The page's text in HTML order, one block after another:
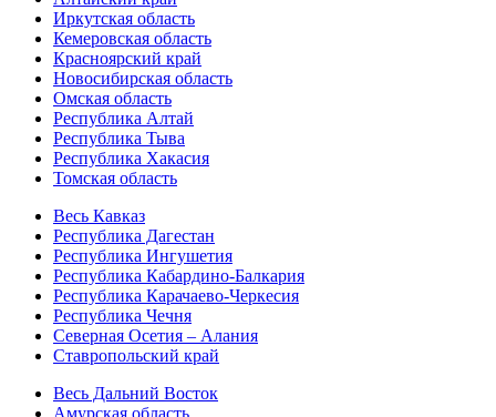
Иркутская область
Кемеровская область
Красноярский край
Новосибирская область
Омская область
Республика Алтай
Республика Тыва
Республика Хакасия
Томская область
Весь Кавказ
Республика Дагестан
Республика Ингушетия
Республика Кабардино-Балкария
Республика Карачаево-Черкесия
Республика Чечня
Северная Осетия – Алания
Ставропольский край
Весь Дальний Восток
Амурская область